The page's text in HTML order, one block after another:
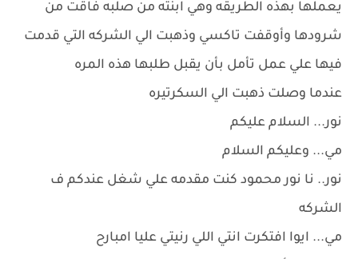
يعملها بهذه الطريقه وهي ابنته من صلبه فاقت من
شرودها وأوقفت تاكسي وذهبت الي الشركه التي قدمت
فيها علي عمل تأمل بأن يقبل طلبها هذه المره
عندما وصلت ذهبت الي السكرتيره
نور... السلام عليكم
مي... وعليكم السلام
نور.. نا نور محمود كنت مقدمه علي شغل عندكم ف
الشركه
مي... ايوا افتكرت انتي اللي رنيتي عليا امبارح